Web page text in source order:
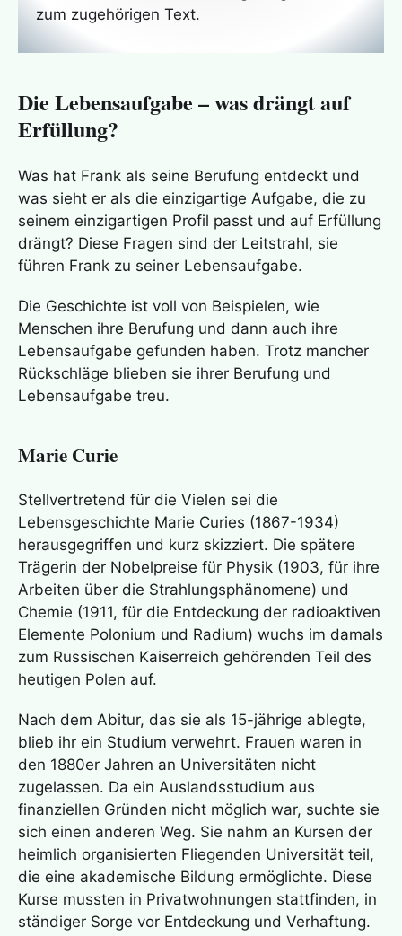
zum zugehörigen Text.
Die Lebensaufgabe – was drängt auf
Erfüllung?
Was hat Frank als seine Berufung entdeckt und
was sieht er als die einzigartige Aufgabe, die zu
seinem einzigartigen Profil passt und auf Erfüllung
drängt? Diese Fragen sind der Leitstrahl, sie
führen Frank zu seiner Lebensaufgabe.
Die Geschichte ist voll von Beispielen, wie
Menschen ihre Berufung und dann auch ihre
Lebensaufgabe gefunden haben. Trotz mancher
Rückschläge blieben sie ihrer Berufung und
Lebensaufgabe treu.
Marie Curie
Stellvertretend für die Vielen sei die
Lebensgeschichte Marie Curies (1867-1934)
herausgegriffen und kurz skizziert. Die spätere
Trägerin der Nobelpreise für Physik (1903, für ihre
Arbeiten über die Strahlungsphänomene) und
Chemie (1911, für die Entdeckung der radioaktiven
Elemente Polonium und Radium) wuchs im damals
zum Russischen Kaiserreich gehörenden Teil des
heutigen Polen auf.
Nach dem Abitur, das sie als 15-jährige ablegte,
blieb ihr ein Studium verwehrt. Frauen waren in
den 1880er Jahren an Universitäten nicht
zugelassen. Da ein Auslandsstudium aus
finanziellen Gründen nicht möglich war, suchte sie
sich einen anderen Weg. Sie nahm an Kursen der
heimlich organisierten Fliegenden Universität teil,
die eine akademische Bildung ermöglichte. Diese
Kurse mussten in Privatwohnungen stattfinden, in
ständiger Sorge vor Entdeckung und Verhaftung.